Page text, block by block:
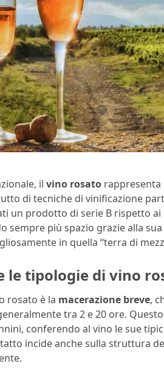
il vino rosato rappresenta
di tecniche di vinificazione
un prodotto di serie B rispetto
sempre più spazio grazie alla sua
in quella “terra di
le tipologie di vino
rosato è la macerazione breve,
tra 2 e 20 ore.
conferendo al vino le sue
incide anche sulla struttura